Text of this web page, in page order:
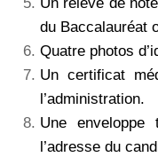
du Baccalauréat
Quatre photos
Un certificat
l’administration.
Une
l’adresse du